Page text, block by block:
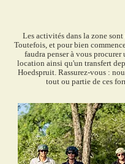
Les activités dans la zone
Toutefois, et pour bien
faudra penser à vous procurer
location ainsi qu'un transfert
Hoedspruit. Rassurez-vous :
tout ou partie de ces